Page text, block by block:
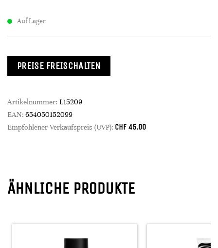
Auf Lager
PREISE FREISCHALTEN
Artikelnummer: L15209
EAN: 654050152099
Empfohlener Verkaufspreis (UVP): CHF 45.00
ÄHNLICHE PRODUKTE